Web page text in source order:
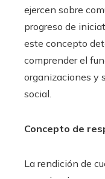
ejercen sobre
progreso de
este concepto
comprender el
organizaciones y
social.
Concepto de
La rendición de